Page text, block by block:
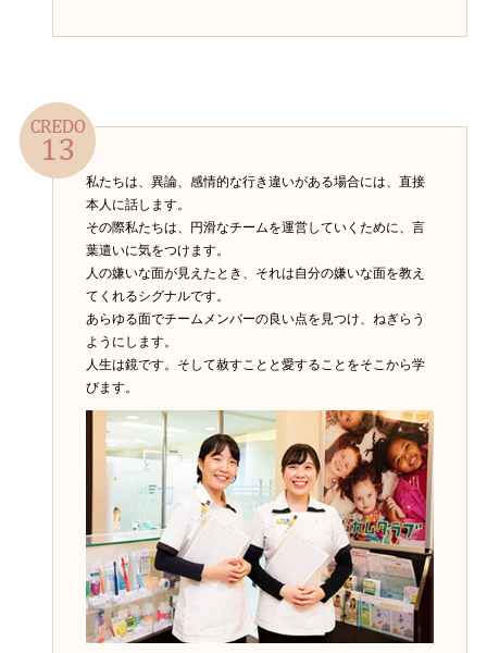
私たちは、異論、感情的な行き違いがある場合には、直接
本人に話します。
その際私たちは、円滑なチームを運営していくために、言
葉遣いに気をつけます。
人の嫌いな面が見えたとき、それは自分の嫌いな面を教え
てくれるシグナルです。
あらゆる面でチームメンバーの良い点を見つけ、ねぎらう
ようにします。
人生は鏡です。そして赦すことと愛することをそこから学
びます。